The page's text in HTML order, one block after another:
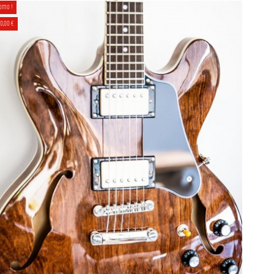
!
€
GUITARE ÉLECTRIQUE SEMI HOLLOW
SEVENTYSEVEN EXRUBATO-STD-JT ABR
1 359,00 €1 459,00 €